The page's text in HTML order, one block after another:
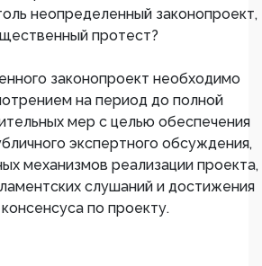
неопределенный законопроект,
протест?
законопроект необходимо
на период до полной
мер с целью обеспечения
экспертного обсуждения,
механизмов реализации проекта,
слушаний и достижения
по проекту.